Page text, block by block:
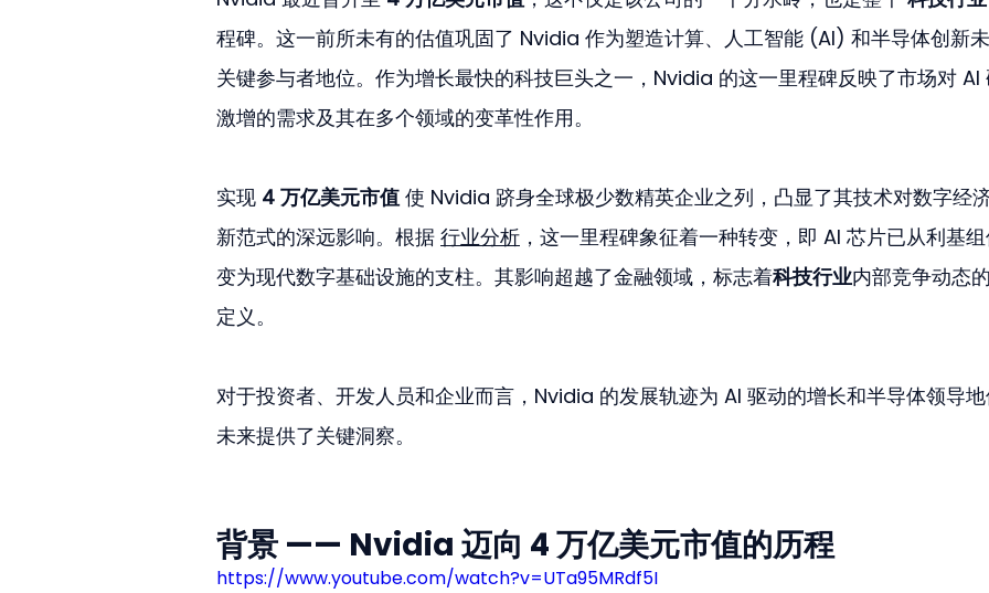
程碑。这一前所未有的估值巩固了 Nvidia 作为塑造计算、人工智能 (AI) 和半导体创新
关键参与者地位。作为增长最快的科技巨头之一，Nvidia 的这一里程碑反映了市场对 AI
激增的需求及其在多个领域的变革性作用。
实现 4 万亿美元市值 使 Nvidia 跻身全球极少数精英企业之列，凸显了其技术对数字经
新范式的深远影响。根据 行业分析 ，这一里程碑象征着一种转变，即 AI 芯片已从利基
变为现代数字基础设施的支柱。其影响超越了金融领域，标志着科技行业内部竞争动态
定义。
对于投资者、开发人员和企业而言，Nvidia 的发展轨迹为 AI 驱动的增长和半导体领导
未来提供了关键洞察。
背景 —— Nvidia 迈向 4 万亿美元市值的历程
https://www.youtube.com/watch?v=UTa95MRdf5I